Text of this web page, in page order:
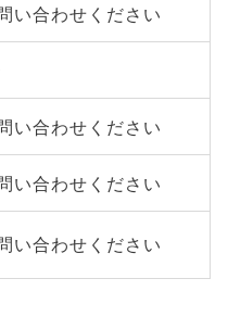
い合わせください
い合わせください
い合わせください
い合わせください